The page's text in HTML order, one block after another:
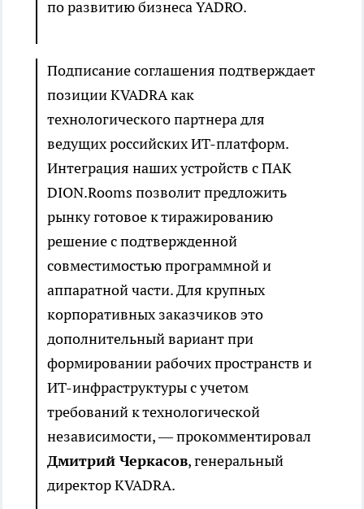
по развитию бизнеса YADRO.
Подписание соглашения подтверждает
позиции KVADRA как
технологического партнера для
ведущих российских ИТ-платформ.
Интеграция наших устройств с ПАК
DION.Rooms позволит предложить
рынку готовое к тиражированию
решение с подтвержденной
совместимостью программной и
аппаратной части. Для крупных
корпоративных заказчиков это
дополнительный вариант при
формировании рабочих пространств и
ИТ-инфраструктуры с учетом
требований к технологической
независимости, — прокомментировал
Дмитрий Черкасов, генеральный
директор KVADRA.